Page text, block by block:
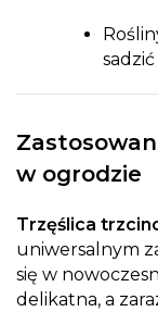
w ogrodzie
Trzęślica
uniwersalnym
się w
delikatna, a